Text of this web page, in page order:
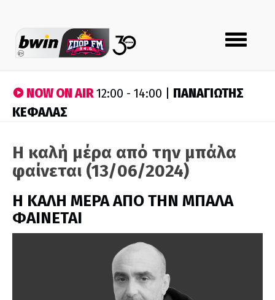
Toggle
navigation
NOW ON AIR12:00 - 14:00 | ΠΑΝΑΓΙΩΤΗΣ
ΚΕΦΑΛΑΣ
Η καλή μέρα από την μπάλα
φαίνεται (13/06/2024)
H ΚΑΛΗ ΜΕΡΑ ΑΠΟ ΤΗΝ ΜΠΑΛΑ
ΦΑΙΝΕΤΑΙ